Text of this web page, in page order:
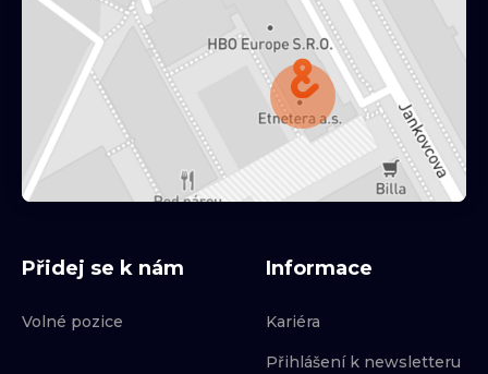
Přidej se k nám
Volné pozice
Informace
Kariéra
Přihlášení k newsletteru